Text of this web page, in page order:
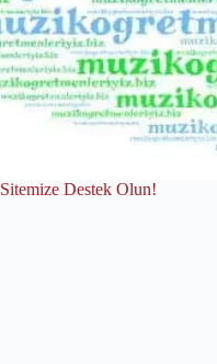
Sitemize Destek Olun!